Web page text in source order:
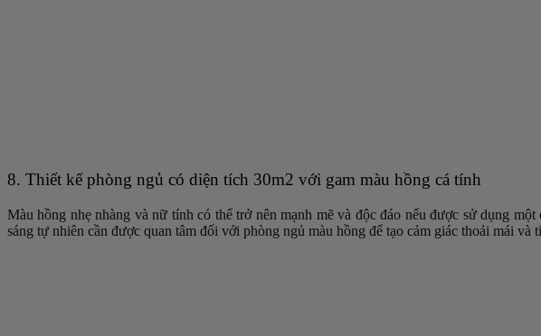
8. Thiết kế phòng ngủ có diện tích 30m2 với gam màu hồng cá tính
Màu hồng nhẹ nhàng và nữ tính có thể trở nên mạnh mẽ và độc đáo nếu được sử dụng
sáng tự nhiên cần được quan tâm đối với phòng ngủ màu hồng để tạo cảm giác thoải mái và